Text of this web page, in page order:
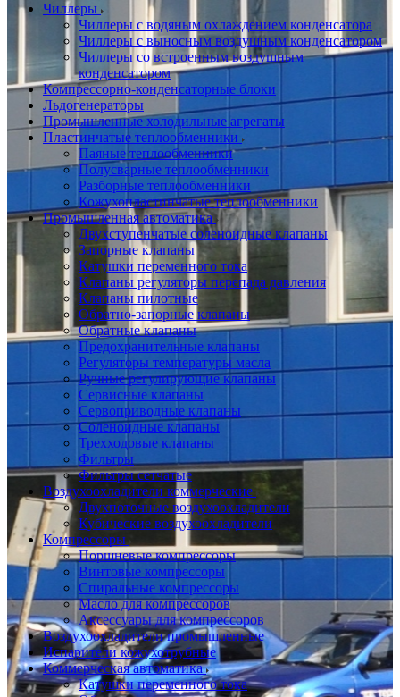
Чиллеры
Чиллеры с водяным охлаждением конденсатора
Чиллеры с выносным воздушным конденсатором
Чиллеры со встроенным воздушным
конденсатором
Компрессорно-конденсаторные блоки
Льдогенераторы
Промышленные холодильные агрегаты
Пластинчатые теплообменники
Паяные теплообменники
Полусварные теплообменники
Разборные теплообменники
Кожухопластинчатые теплообменники
Промышленная автоматика
Двухступенчатые соленоидные клапаны
Запорные клапаны
Катушки переменного тока
Клапаны регуляторы перепада давления
Клапаны пилотные
Обратно-запорные клапаны
Обратные клапаны
Предохранительные клапаны
Регуляторы температуры масла
Ручные регулирующие клапаны
Сервисные клапаны
Сервоприводные клапаны
Соленоидные клапаны
Трехходовые клапаны
Фильтры
Фильтры сетчатые
Воздухоохладители коммерческие
Двухпоточные воздухоохладители
Кубические воздухоохладители
Компрессоры
Поршневые компрессоры
Винтовые компрессоры
Спиральные компрессоры
Масло для компрессоров
Аксессуары для компрессоров
Воздухоохладители промышленные
Испарители кожухотрубные
Коммерческая автоматика
Катушки переменного тока